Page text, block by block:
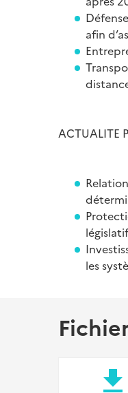
afin
ACTUALITE
les
file_download